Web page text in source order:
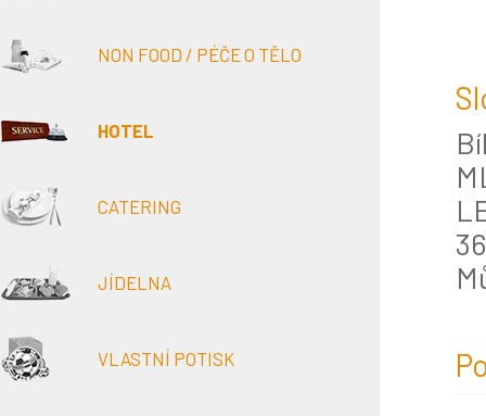
NON FOOD / PÉČE O TĚLO
HOTEL
CATERING
JÍDELNA
VLASTNÍ POTISK